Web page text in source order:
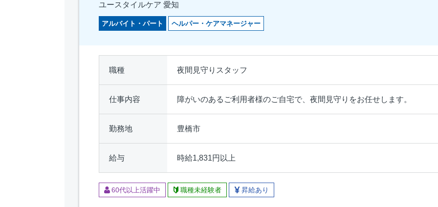
ユースタイルケア 愛知
アルバイト・パート ヘルパー・ケアマネージャー
職種 夜間見守りスタッフ
仕事内容 障がいのあるご利用者様のご自宅で、夜間見守りをお任せします。
勤務地 豊橋市
給与 時給1,831円以上
60代以上活躍中 職種未経験者 昇給あり